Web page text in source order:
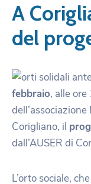
A
del
febbraio, alle ore
Corigliano, il
dall’AUSER di
L’orto sociale,